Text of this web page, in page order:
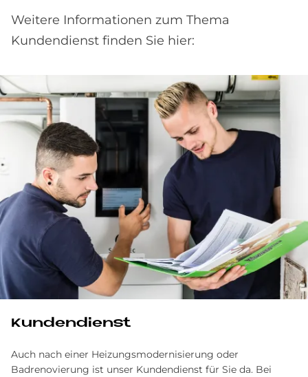
Weitere Informationen zum Thema
Kundendienst finden Sie hier:
Kundendienst
Auch nach einer Heizungsmodernisierung oder
Badrenovierung ist unser Kundendienst für Sie da. Bei